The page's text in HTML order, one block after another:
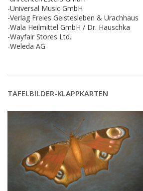
-Universal Music GmbH
-Verlag Freies Geistesleben & Urachhaus
-Wala Heilmittel GmbH / Dr. Hauschka
-Wayfair Stores Ltd.
-Weleda AG
TAFELBILDER-KLAPPKARTEN